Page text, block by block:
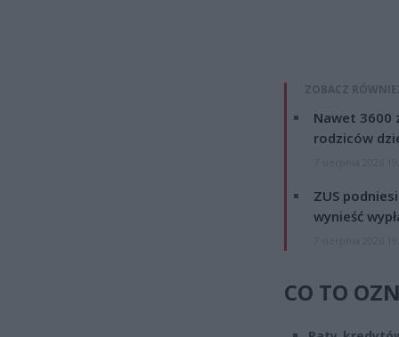
ZOBACZ
Nawet 3600
rodziców
ZUS
wynieść
CO TO